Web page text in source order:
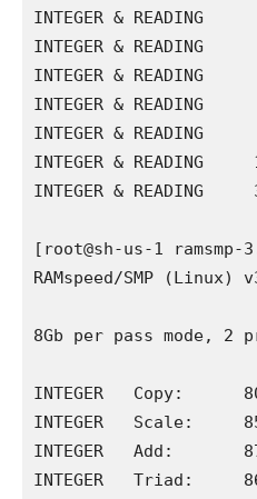
INTEGER & READING
INTEGER & READING
INTEGER & READING
INTEGER & READING
INTEGER & READING
INTEGER & READING
INTEGER & READING
[root@sh-us-1
RAMspeed/SMP
8Gb per pass mode, 2
INTEGER   Copy:
INTEGER   Scale:
INTEGER   Add:
INTEGER   Triad: